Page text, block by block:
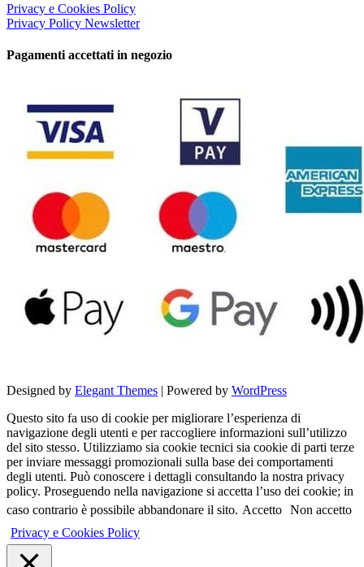
Privacy e Cookies Policy
Privacy Policy Newsletter
Pagamenti accettati in negozio
Designed by Elegant Themes | Powered by WordPress
Questo sito fa uso di cookie per migliorare l’esperienza di
navigazione degli utenti e per raccogliere informazioni sull’utilizzo
del sito stesso. Utilizziamo sia cookie tecnici sia cookie di parti terze
per inviare messaggi promozionali sulla base dei comportamenti
degli utenti. Può conoscere i dettagli consultando la nostra privacy
policy. Proseguendo nella navigazione si accetta l’uso dei cookie; in
caso contrario è possibile abbandonare il sito. Accetto Non accetto
Privacy e Cookies Policy